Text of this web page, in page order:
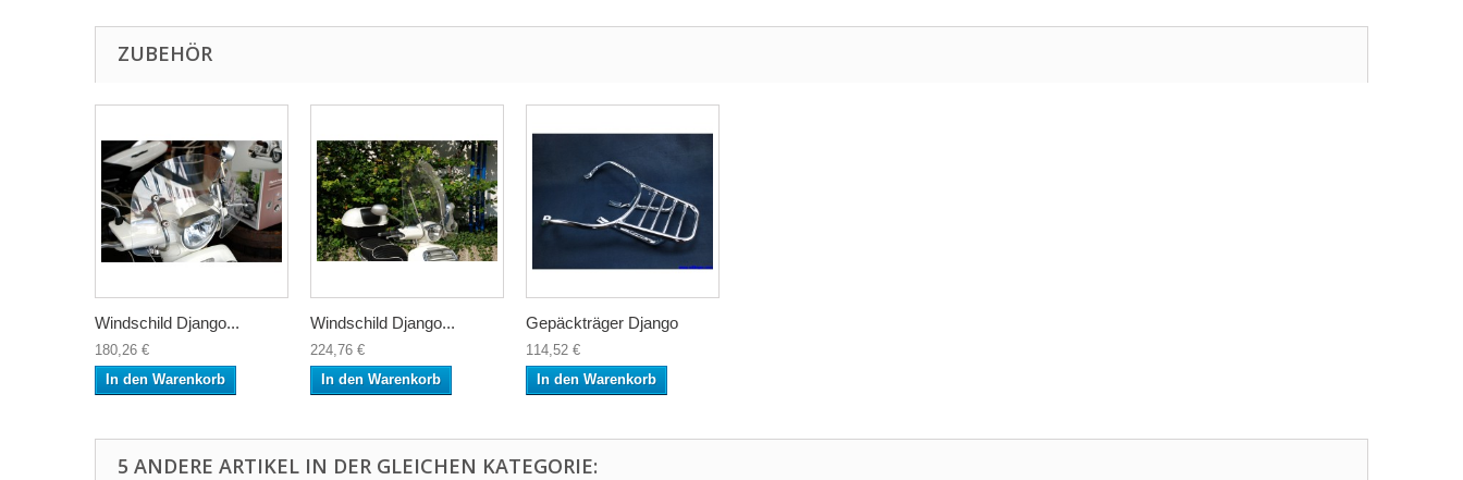
ZUBEHÖR
Windschild Django...
180,26 €
In den Warenkorb
Windschild Django...
224,76 €
In den Warenkorb
Gepäckträger Django
114,52 €
In den Warenkorb
5 ANDERE ARTIKEL IN DER GLEICHEN KATEGORIE: